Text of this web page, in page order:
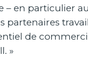
en particulier
partenaires
de
»